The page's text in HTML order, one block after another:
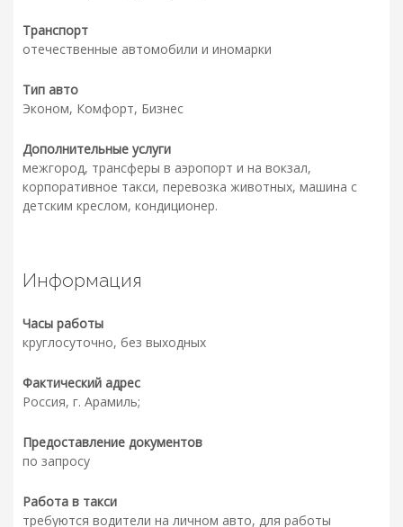
Транспорт
отечественные автомобили и иномарки
Тип авто
Эконом, Комфорт, Бизнес
Дополнительные услуги
межгород, трансферы в аэропорт и на вокзал,
корпоративное такси, перевозка животных, машина с
детским креслом, кондиционер.
Информация
Часы работы
круглосуточно, без выходных
Фактический адрес
Россия, г. Арамиль;
Предоставление документов
по запросу
Работа в такси
требуются водители на личном авто, для работы